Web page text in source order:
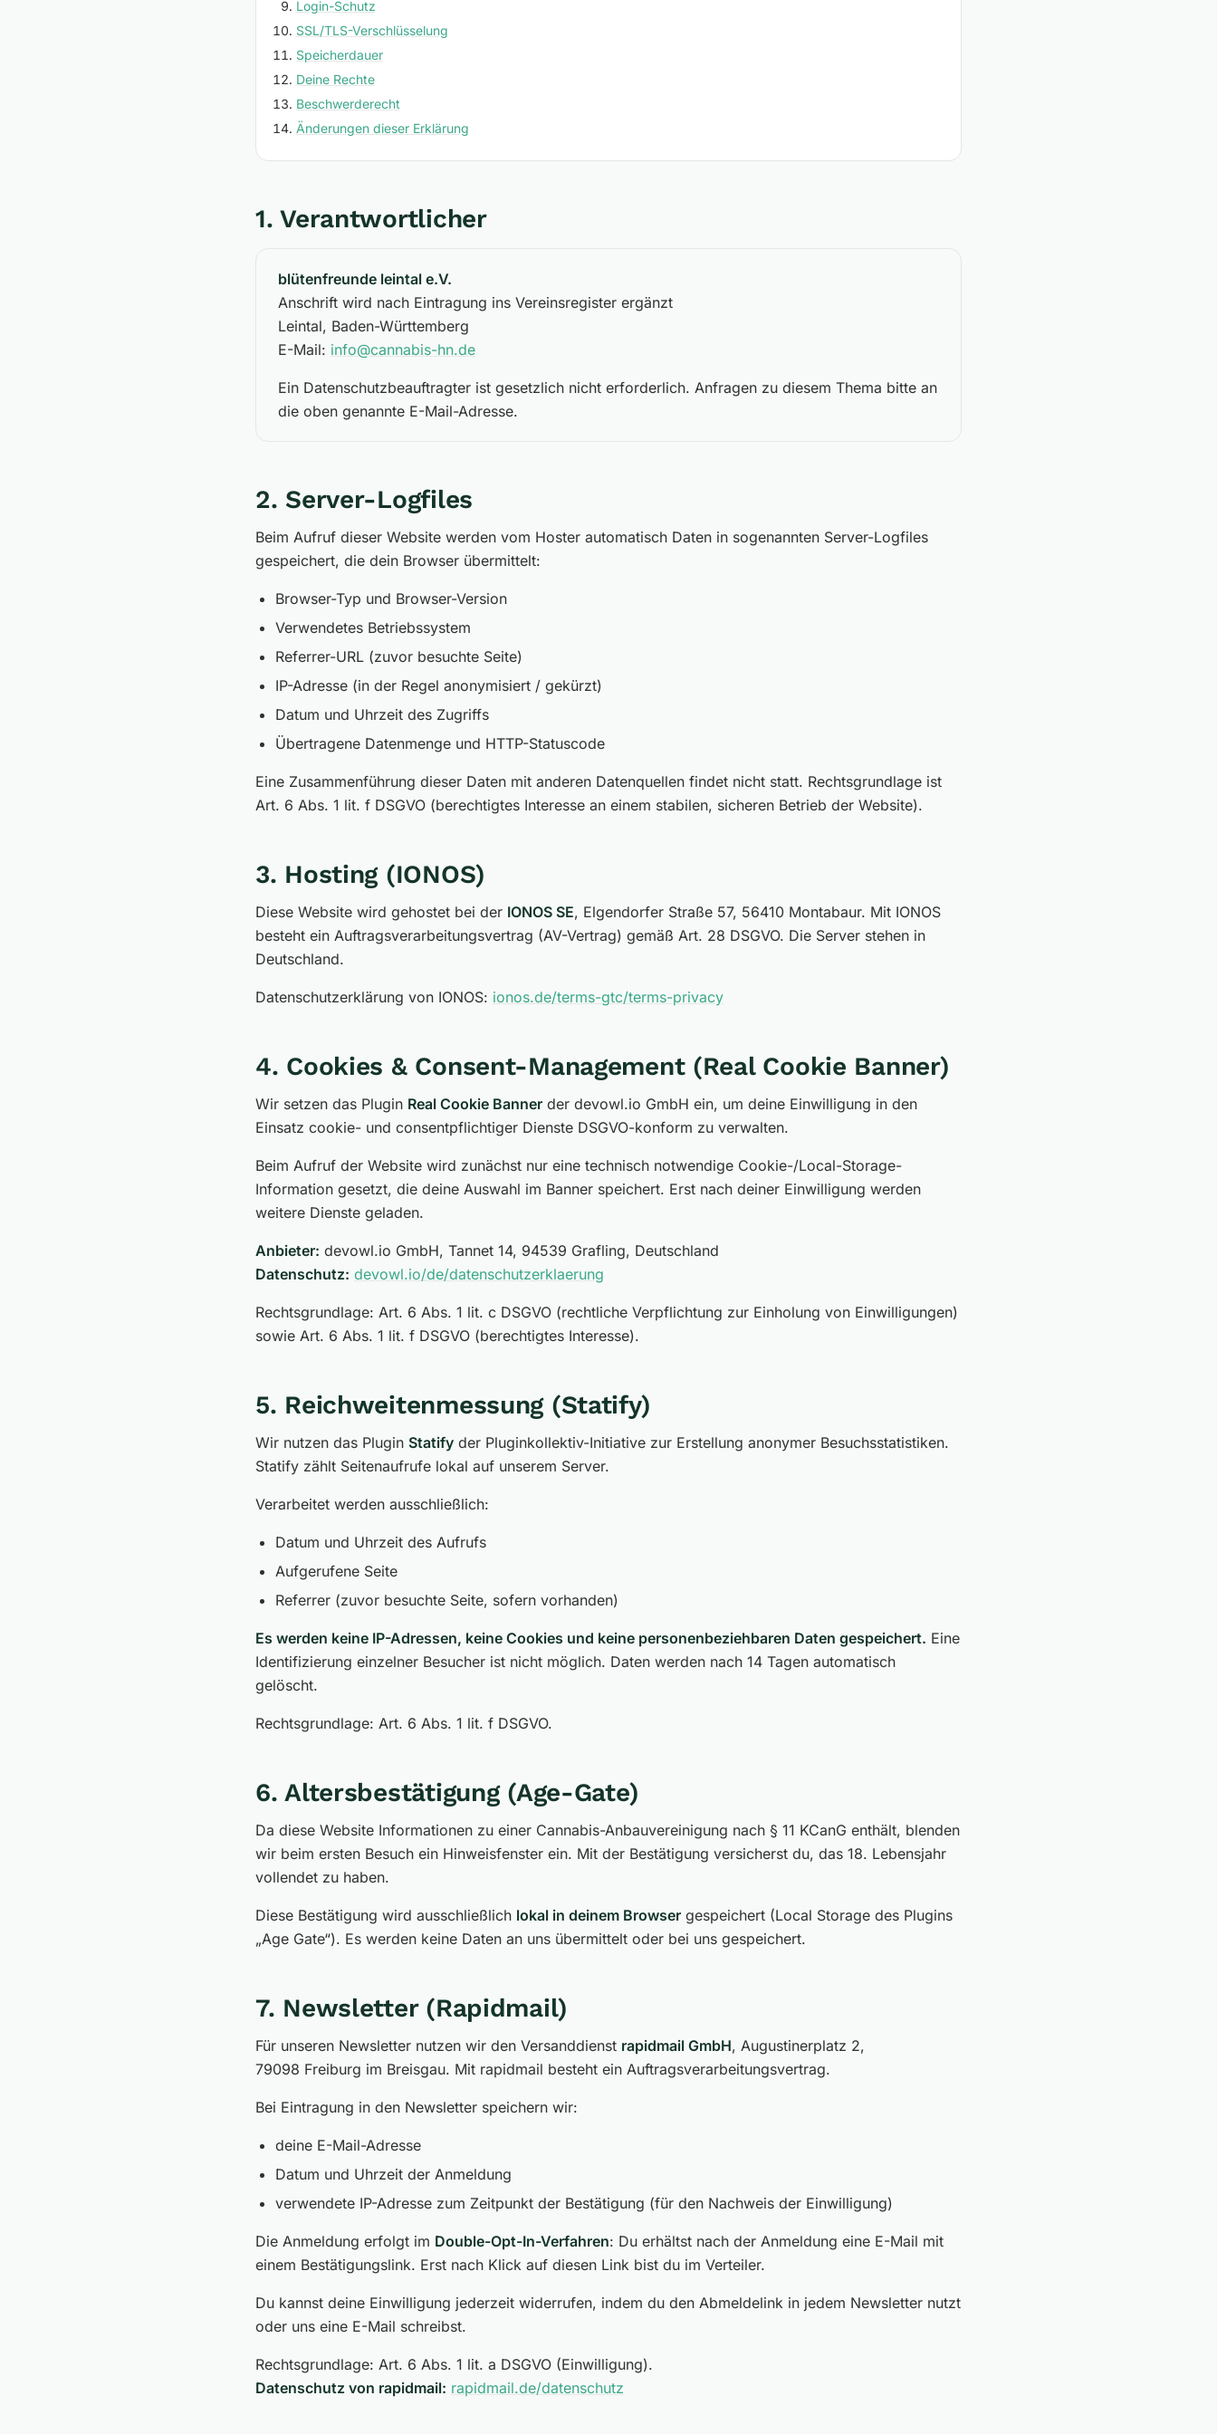
Login-Schutz
SSL/TLS-Verschlüsselung
Speicherdauer
Deine Rechte
Beschwerderecht
Änderungen dieser Erklärung
1. Verantwortlicher
blütenfreunde leintal e.V.
Anschrift wird nach Eintragung ins Vereinsregister ergänzt
Leintal, Baden-Württemberg
E-Mail: info@cannabis-hn.de
Ein Datenschutzbeauftragter ist gesetzlich nicht erforderlich. Anfragen zu diesem Thema bitte an
die oben genannte E-Mail-Adresse.
2. Server-Logfiles
Beim Aufruf dieser Website werden vom Hoster automatisch Daten in sogenannten Server-Logfiles
gespeichert, die dein Browser übermittelt:
Browser-Typ und Browser-Version
Verwendetes Betriebssystem
Referrer-URL (zuvor besuchte Seite)
IP-Adresse (in der Regel anonymisiert / gekürzt)
Datum und Uhrzeit des Zugriffs
Übertragene Datenmenge und HTTP-Statuscode
Eine Zusammenführung dieser Daten mit anderen Datenquellen findet nicht statt. Rechtsgrundlage ist
Art. 6 Abs. 1 lit. f DSGVO (berechtigtes Interesse an einem stabilen, sicheren Betrieb der Website).
3. Hosting (IONOS)
Diese Website wird gehostet bei der IONOS SE, Elgendorfer Straße 57, 56410 Montabaur. Mit IONOS
besteht ein Auftragsverarbeitungsvertrag (AV-Vertrag) gemäß Art. 28 DSGVO. Die Server stehen in
Deutschland.
Datenschutzerklärung von IONOS: ionos.de/terms-gtc/terms-privacy
4. Cookies & Consent-Management (Real Cookie Banner)
Wir setzen das Plugin Real Cookie Banner der devowl.io GmbH ein, um deine Einwilligung in den
Einsatz cookie- und consentpflichtiger Dienste DSGVO-konform zu verwalten.
Beim Aufruf der Website wird zunächst nur eine technisch notwendige Cookie-/Local-Storage-
Information gesetzt, die deine Auswahl im Banner speichert. Erst nach deiner Einwilligung werden
weitere Dienste geladen.
Anbieter: devowl.io GmbH, Tannet 14, 94539 Grafling, Deutschland
Datenschutz: devowl.io/de/datenschutzerklaerung
Rechtsgrundlage: Art. 6 Abs. 1 lit. c DSGVO (rechtliche Verpflichtung zur Einholung von Einwilligungen)
sowie Art. 6 Abs. 1 lit. f DSGVO (berechtigtes Interesse).
5. Reichweitenmessung (Statify)
Wir nutzen das Plugin Statify der Pluginkollektiv-Initiative zur Erstellung anonymer Besuchsstatistiken.
Statify zählt Seitenaufrufe lokal auf unserem Server.
Verarbeitet werden ausschließlich:
Datum und Uhrzeit des Aufrufs
Aufgerufene Seite
Referrer (zuvor besuchte Seite, sofern vorhanden)
Es werden keine IP-Adressen, keine Cookies und keine personenbeziehbaren Daten gespeichert. Eine
Identifizierung einzelner Besucher ist nicht möglich. Daten werden nach 14 Tagen automatisch
gelöscht.
Rechtsgrundlage: Art. 6 Abs. 1 lit. f DSGVO.
6. Altersbestätigung (Age-Gate)
Da diese Website Informationen zu einer Cannabis-Anbauvereinigung nach § 11 KCanG enthält, blenden
wir beim ersten Besuch ein Hinweisfenster ein. Mit der Bestätigung versicherst du, das 18. Lebensjahr
vollendet zu haben.
Diese Bestätigung wird ausschließlich lokal in deinem Browser gespeichert (Local Storage des Plugins
„Age Gate“). Es werden keine Daten an uns übermittelt oder bei uns gespeichert.
7. Newsletter (Rapidmail)
Für unseren Newsletter nutzen wir den Versanddienst rapidmail GmbH, Augustinerplatz 2,
79098 Freiburg im Breisgau. Mit rapidmail besteht ein Auftragsverarbeitungsvertrag.
Bei Eintragung in den Newsletter speichern wir:
deine E-Mail-Adresse
Datum und Uhrzeit der Anmeldung
verwendete IP-Adresse zum Zeitpunkt der Bestätigung (für den Nachweis der Einwilligung)
Die Anmeldung erfolgt im Double-Opt-In-Verfahren: Du erhältst nach der Anmeldung eine E-Mail mit
einem Bestätigungslink. Erst nach Klick auf diesen Link bist du im Verteiler.
Du kannst deine Einwilligung jederzeit widerrufen, indem du den Abmeldelink in jedem Newsletter nutzt
oder uns eine E-Mail schreibst.
Rechtsgrundlage: Art. 6 Abs. 1 lit. a DSGVO (Einwilligung).
Datenschutz von rapidmail: rapidmail.de/datenschutz